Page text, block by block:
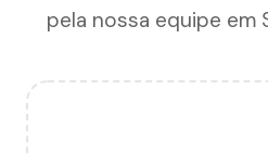
pela nossa equipe em